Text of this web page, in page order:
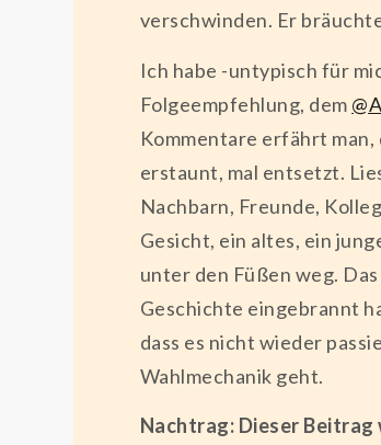
verschwinden. Er
Ich habe -untypisch für
Folgeempfehlung, dem
Kommentare erfährt man,
erstaunt, mal entsetzt.
Nachbarn, Freunde,
Gesicht, ein altes, ein
unter den Füßen weg.
Geschichte eingebrannt
dass es nicht wieder
Wahlmechanik geht.
Nachtrag: Dieser